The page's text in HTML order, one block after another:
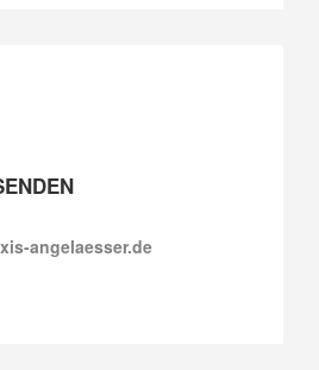
angelaesser.de